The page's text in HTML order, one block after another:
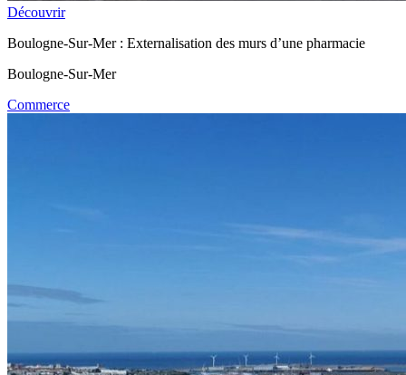
Découvrir
Boulogne-Sur-Mer : Externalisation des murs d’une pharmacie
Boulogne-Sur-Mer
Commerce